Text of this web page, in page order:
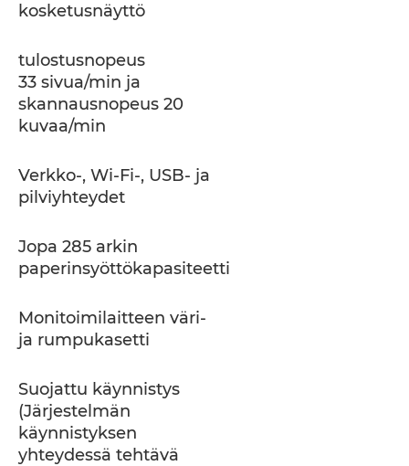
kosketusnäyttö
tulostusnopeus
33 sivua/min ja
skannausnopeus 20
kuvaa/min
Verkko-, Wi-Fi-, USB- ja
pilviyhteydet
Jopa 285 arkin
paperinsyöttökapasiteetti
Monitoimilaitteen väri-
ja rumpukasetti
Suojattu käynnistys
(Järjestelmän
käynnistyksen
yhteydessä tehtävä